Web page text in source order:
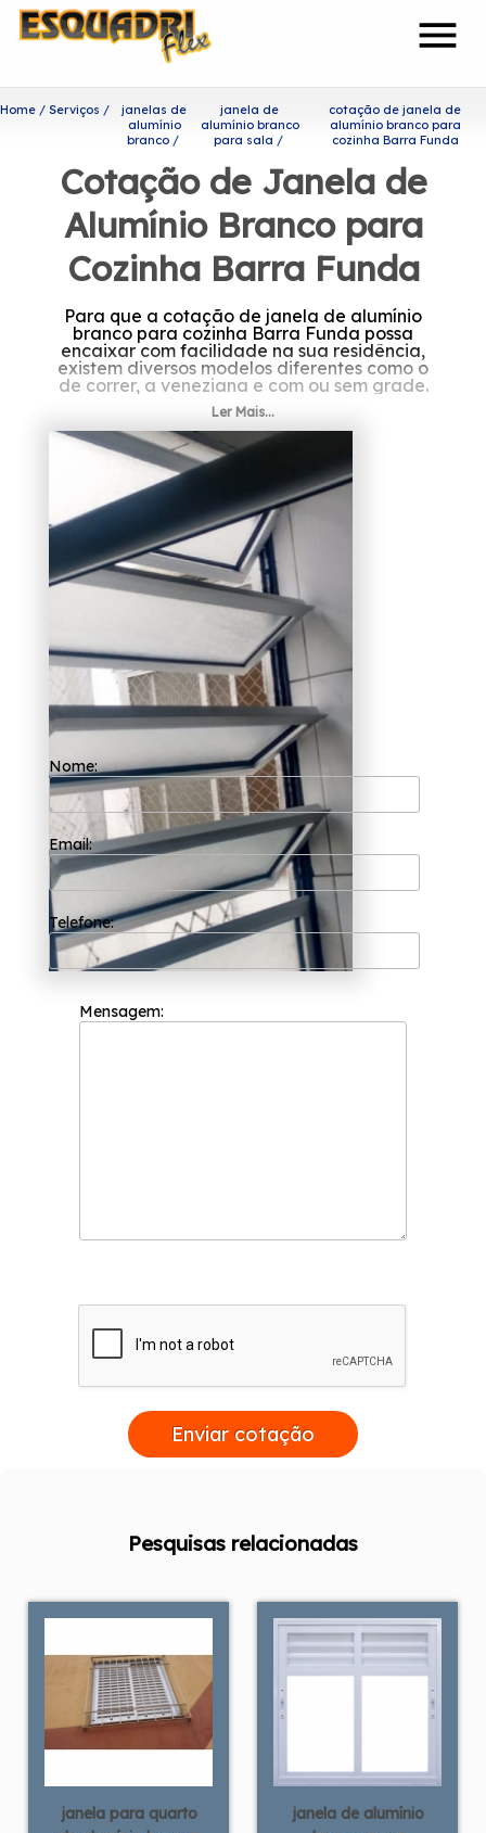
menu
Home Serviços
janelas de
alumínio
branco
janela de
alumínio branco
para sala
cotação de janela de
alumínio branco para
cozinha Barra Funda
Cotação de Janela de
Alumínio Branco para
Cozinha Barra Funda
Para que a cotação de janela de alumínio
branco para cozinha Barra Funda possa
encaixar com facilidade na sua residência,
existem diversos modelos diferentes como o
de correr, a veneziana e com ou sem grade.
Quer saber mais sobre
cotação de janela de alumínio
branco para cozinha Barra
Funda?
A Esquadriflex é uma das empresas mais bem
cotadas do segmento de esquadrias. Com a
sua fundação em 2002, ela possui uma
equipe de profissionais formada somente por
colaboradores competentes que buscam a
total satisfação do cliente em cada pedido e
a maior inovação e evolução dos processos.
Se tem a finalidade de achar cotação de
janela de alumínio branco para cozinha Barra
Funda, Saiba que com a Esquadriflex você
pode achar serviços como o de portas de
alumínio é uma ótima escolha, inovadora e
prática para seu lar pois são boas para
dividir ambientes e permitem que uma
grande parte da claridade natural seja
aproveitada, entre outras opções que são
oferecidas para a sua necessidade.
Priorizando as necessidades seus clientes, a
Esquadriflex oferece as melhores soluções do
ramo de esquadrias. Conte com a equipe da
Esquadriflex!
Ler Mais...
Nome:
Email:
Telefone:
Mensagem:
Enviar cotação
Pesquisas relacionadas
janela para quarto
janela de alumínio